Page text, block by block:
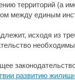
территорий (а
между единым
исходя из
развитию